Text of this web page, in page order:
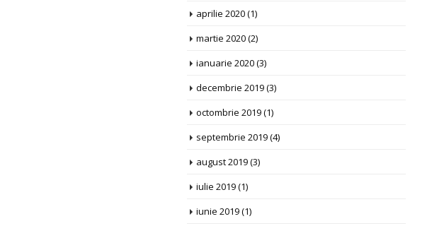
aprilie 2020(1)
martie 2020(2)
ianuarie 2020(3)
decembrie 2019(3)
octombrie 2019(1)
septembrie 2019(4)
august 2019(3)
iulie 2019(1)
iunie 2019(1)